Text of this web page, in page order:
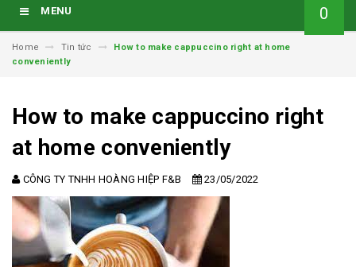
MENU 0
Home Tin tức
How to make cappuccino right at home
conveniently
How to make cappuccino right
at home conveniently
CÔNG TY TNHH HOÀNG HIỆP F&B 23/05/2022